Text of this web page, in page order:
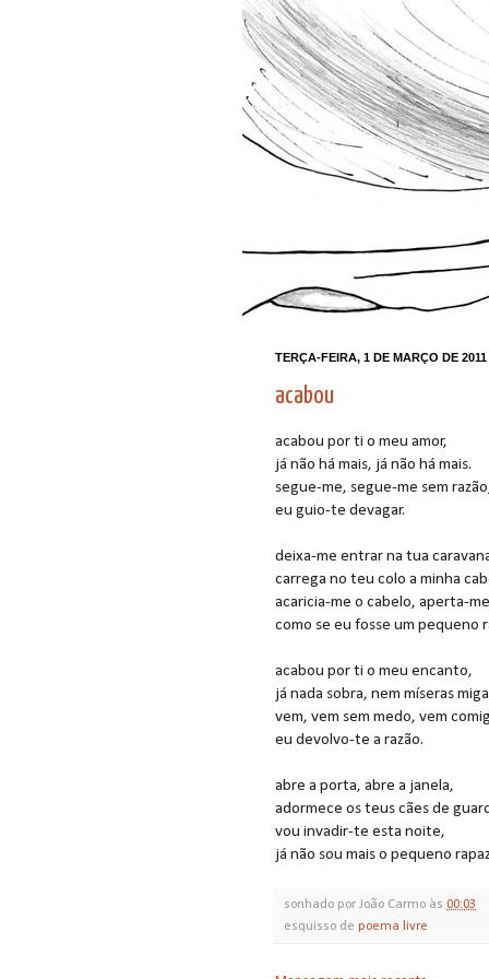
TERÇA-FEIRA, 1 DE MARÇO DE 2011
acabou
acabou por ti o meu amor,
já não há mais, já não há mais.
segue-me, segue-me sem
eu guio-te devagar.
deixa-me entrar na tua
carrega no teu colo a minha
acaricia-me o cabelo, aperta-
como se eu fosse um pequeno
acabou por ti o meu encanto,
já nada sobra, nem míseras
vem, vem sem medo, vem
eu devolvo-te a razão.
abre a porta, abre a janela,
adormece os teus cães de
vou invadir-te esta noite,
já não sou mais o pequeno
sonhado por João Carmo às 00:03
esquisso de poema livre